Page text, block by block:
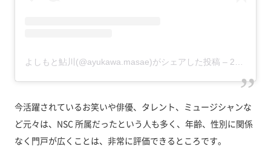
よしもと鮎川(@ayukawa.masae)がシェアした投稿 – 2019年 8月月26日午前9時07分PDT
今活躍されているお笑いや俳優、タレント、ミュージシャンな
ど元々は、NSC 所属だったという人も多く、年齢、性別に関係
なく門戸が広くことは、非常に評価できるところです。